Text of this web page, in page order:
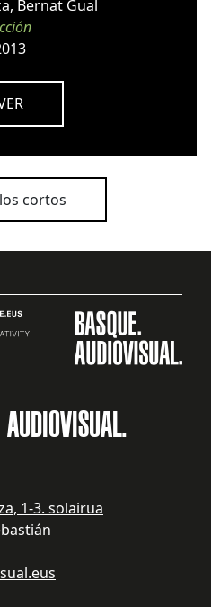
Bernat Gual
cortos
1-3. solairua